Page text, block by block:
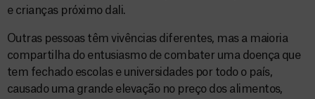
e crianças próximo dali.
Outras pessoas têm vivências diferentes, mas a maioria
compartilha do entusiasmo de combater uma doença que
tem fechado escolas e universidades por todo o país,
causado uma grande elevação no preço dos alimentos,